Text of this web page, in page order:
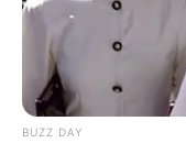
Fail! 10 Potret
Dimasak yang
Nggak Selera
BUZZ DAY